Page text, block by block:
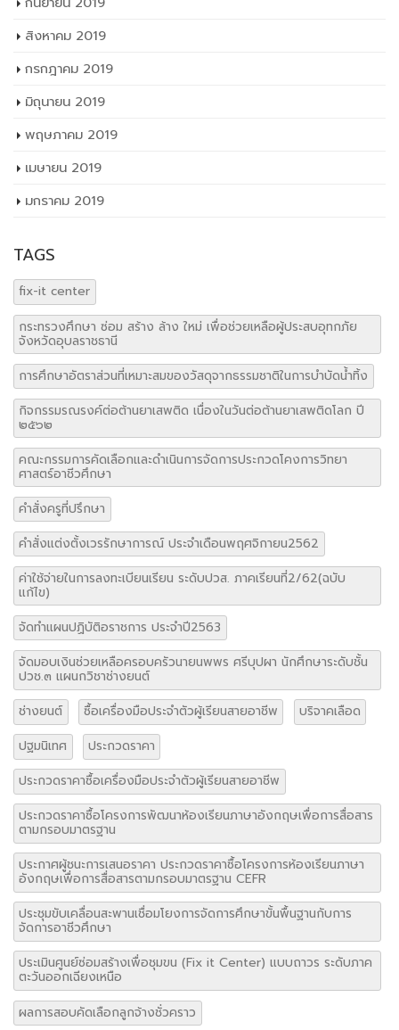
สิงหาคม 2019
กรกฎาคม 2019
มิถุนายน 2019
พฤษภาคม 2019
เมษายน 2019
มกราคม 2019
TAGS
fix-it center
กระทรวงศึกษา ซ่อม สร้าง ล้าง ใหม่ เพื่อช่วยเหลือผู้ประสบอุทกภัย
จังหวัดอุบลราชธานี
การศึกษาอัตราส่วนที่เหมาะสมของวัสดุจากธรรมชาติในการบำบัดน้ำทิ้ง
กิจกรรมรณรงค์ต่อต้านยาเสพติด เนื่องในวันต่อต้านยาเสพติดโลก ปี
๒๕๖๒
คณะกรรมการคัดเลือกและดำเนินการจัดการประกวดโคงการวิทยา
ศาสตร์อาชีวศึกษา
คำสั่งครูที่ปรึกษา
คำสั่งแต่งตั้งเวรรักษาการณ์ ประจำเดือนพฤศจิกายน2562
ค่าใช้จ่ายในการลงทะเบียนเรียน ระดับปวส. ภาคเรียนที่2/62(ฉบับ
แก้ไข)
จัดทำแผนปฏิบัติอราชการ ประจำปี2563
จัดมอบเงินช่วยเหลือครอบครัวนายนพพร ศรีบุปผา นักศึกษาระดับชั้น
ปวช.๓ แผนกวิชาช่างยนต์
ช่างยนต์
ซื้อเครื่องมือประจำตัวผู้เรียนสายอาชีพ
บริจาคเลือด
ปฐมนิเทศ
ประกวดราคา
ประกวดราคาซื้อเครื่องมือประจำตัวผู้เรียนสายอาชีพ
ประกวดราคาซื้อโครงการพัฒนาห้องเรียนภาษาอังกฤษเพื่อการสื่อสาร
ตามกรอบมาตรฐาน
ประกาศผู้ชนะการเสนอราคา ประกวดราคาซื้อโครงการห้องเรียนภาษา
อังกฤษเพื่อการสื่อสารตามกรอบมาตรฐาน CEFR
ประชุมขับเคลื่อนสะพานเชื่อมโยงการจัดการศึกษาขั้นพื้นฐานกับการ
จัดการอาชีวศึกษา
ประเมินศูนย์ซ่อมสร้างเพื่อชุมขน (Fix it Center) แบบถาวร ระดับภาค
ตะวันออกเฉียงเหนือ
ผลการสอบคัดเลือกลูกจ้างชั่วคราว